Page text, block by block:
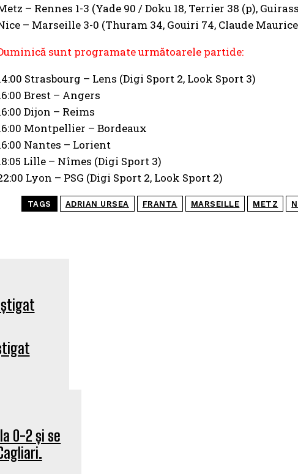
– Rennes 1-3 (Yade 90 / Doku 18, Terrier 38 (p),
– Marseille 3-0 (Thuram 34, Gouiri 74, Claude Maurice
sunt programate următoarele partide:
Strasbourg – Lens (Digi Sport 2, Look Sport 3)
Brest – Angers
Dijon – Reims
Montpellier – Bordeaux
Nantes – Lorient
Lille – Nîmes (Digi Sport 3)
Lyon – PSG (Digi Sport 2, Look Sport 2)
TAGS ADRIAN URSEA FRANTA MARSEILLE METZ